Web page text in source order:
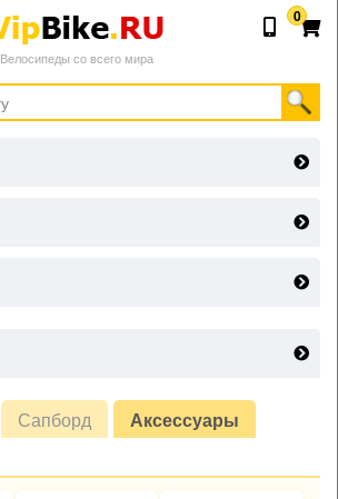
Велосипеды со всего мира
0
Сапборд
Аксессуары